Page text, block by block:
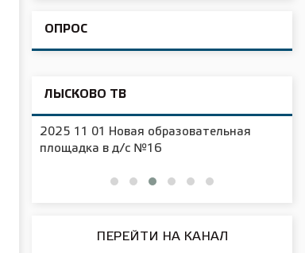
ОПРОС
ЛЫСКОВО ТВ
2025 11 01 Новая образовательная
площадка в д/с №16
ПЕРЕЙТИ НА КАНАЛ